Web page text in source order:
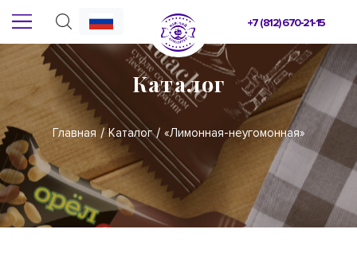
+7 (812) 670-21-15
Каталог
Главная Каталог «Лимонная-неугомонная»